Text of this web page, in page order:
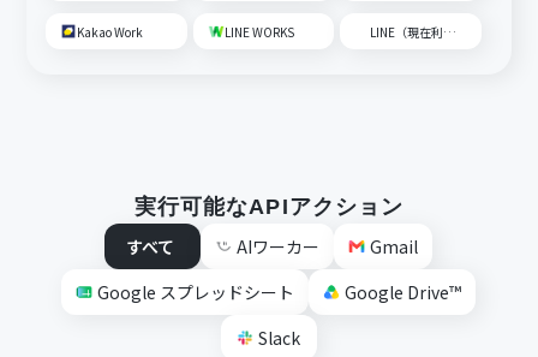
Kakao Work LINE WORKS LINE（現在利用不可）
実行可能なAPIアクション
すべて
AIワーカー
Gmail
Google スプレッドシート
Google Drive™
Slack